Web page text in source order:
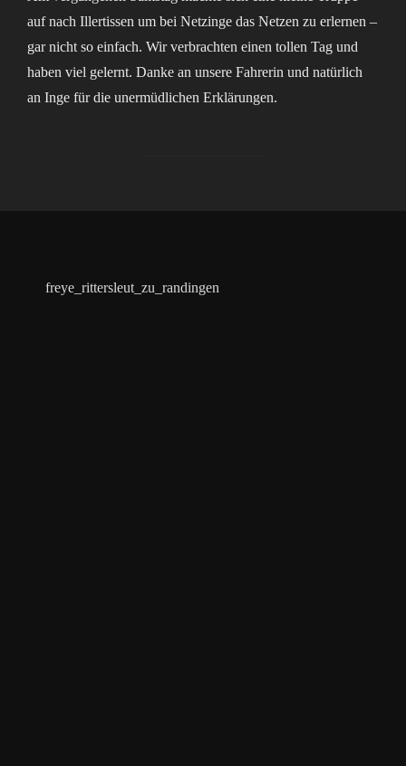
auf nach Illertissen um bei Netzinge das Netzen zu erlernen –
gar nicht so einfach. Wir verbrachten einen tollen Tag und
haben viel gelernt. Danke an unsere Fahrerin und natürlich
an Inge für die unermüdlichen Erklärungen.
freye_rittersleut_zu_randingen